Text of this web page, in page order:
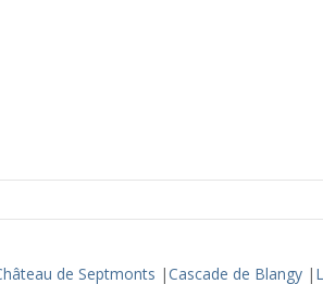
de Septmonts |Cascade de Blangy |